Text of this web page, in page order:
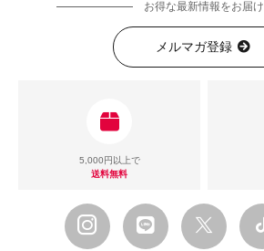
お得な最新情報をお届け
メルマガ登録
5,000円以上で
送料無料